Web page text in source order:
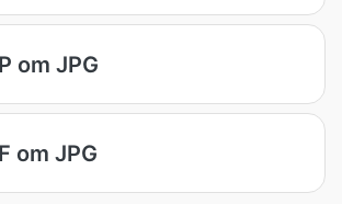
om JPG
om JPG